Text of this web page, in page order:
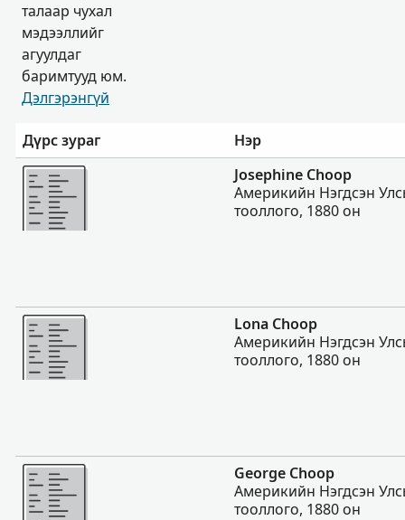
талаар чухал
мэдээллийг
агуулдаг
баримтууд юм.
Дэлгэрэнгүй
Дүрс зураг
Нэр
Нэмэх
Josephine Choop
Америкийн Нэгдсэн
тооллого, 1880 он
Нэмэх
Lona Choop
Америкийн Нэгдсэн
тооллого, 1880 он
Нэмэх
George Choop
Америкийн Нэгдсэн
тооллого, 1880 он